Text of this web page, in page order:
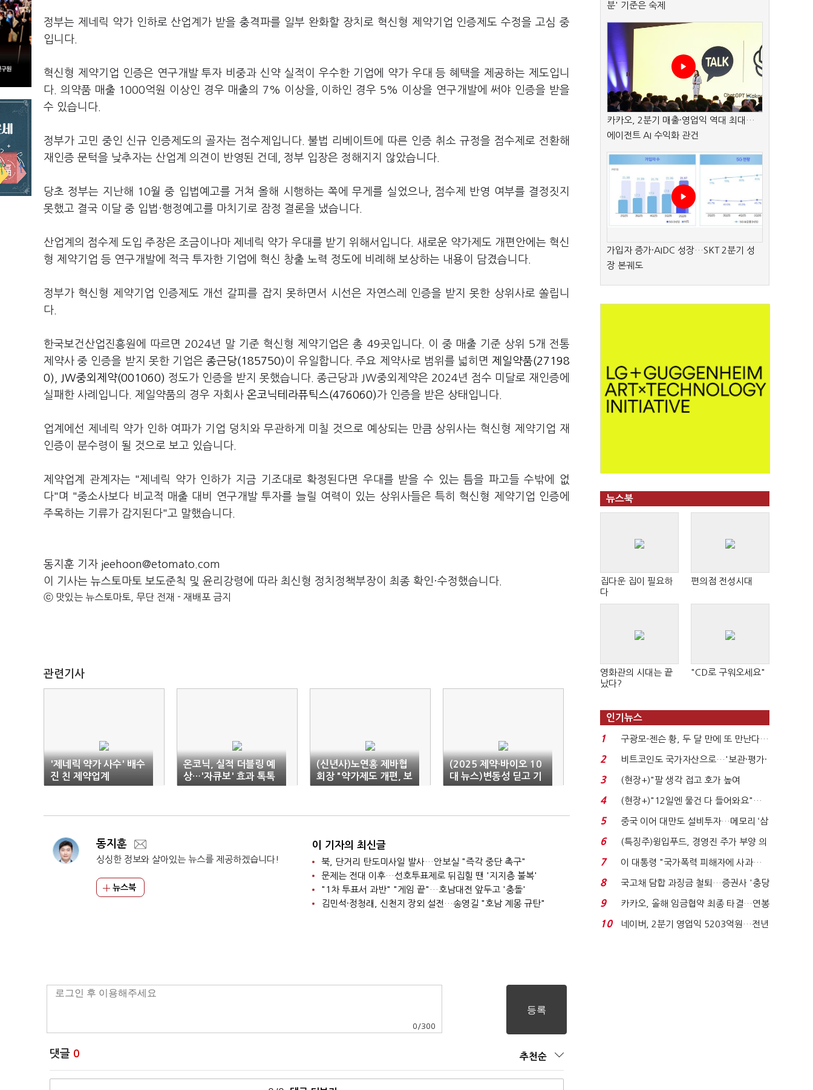
정부는 제네릭 약가 인하로 산업계가 받을 충격파를 일부 완화할 장치로 혁신형 제약기업 인증제도 수정을 고심 중
입니다.
혁신형 제약기업 인증은 연구개발 투자 비중과 신약 실적이 우수한 기업에 약가 우대 등 혜택을 제공하는 제도입니
다. 의약품 매출 1000억원 이상인 경우 매출의 7% 이상을, 이하인 경우 5% 이상을 연구개발에 써야 인증을 받을
수 있습니다.
정부가 고민 중인 신규 인증제도의 골자는 점수제입니다. 불법 리베이트에 따른 인증 취소 규정을 점수제로 전환해
재인증 문턱을 낮추자는 산업계 의견이 반영된 건데, 정부 입장은 정해지지 않았습니다.
당초 정부는 지난해 10월 중 입법예고를 거쳐 올해 시행하는 쪽에 무게를 실었으나, 점수제 반영 여부를 결정짓지
못했고 결국 이달 중 입법·행정예고를 마치기로 잠정 결론을 냈습니다.
산업계의 점수제 도입 주장은 조금이나마 제네릭 약가 우대를 받기 위해서입니다. 새로운 약가제도 개편안에는 혁신
형 제약기업 등 연구개발에 적극 투자한 기업에 혁신 창출 노력 정도에 비례해 보상하는 내용이 담겼습니다.
정부가 혁신형 제약기업 인증제도 개선 갈피를 잡지 못하면서 시선은 자연스레 인증을 받지 못한 상위사로 쏠립니
다.
한국보건산업진흥원에 따르면 2024년 말 기준 혁신형 제약기업은 총 49곳입니다. 이 중 매출 기준 상위 5개 전통
제약사 중 인증을 받지 못한 기업은 종근당(185750)이 유일합니다. 주요 제약사로 범위를 넓히면 제일약품(27198
0)
JW중외제약(001060) 정도가 인증을 받지 못했습니다. 종근당과 JW중외제약은 2024년 점수 미달로 재인증에
실패한 사례입니다. 제일약품의 경우 자회사 온코닉테라퓨틱스(476060)가 인증을 받은 상태입니다.
업계에선 제네릭 약가 인하 여파가 기업 덩치와 무관하게 미칠 것으로 예상되는 만큼 상위사는 혁신형 제약기업 재
인증이 분수령이 될 것으로 보고 있습니다.
제약업계 관계자는 "제네릭 약가 인하가 지금 기조대로 확정된다면 우대를 받을 수 있는 틈을 파고들 수밖에 없
다"며 "중소사보다 비교적 매출 대비 연구개발 투자를 늘릴 여력이 있는 상위사들은 특히 혁신형 제약기업 인증에
주목하는 기류가 감지된다"고 말했습니다.
동지훈 기자 jeehoon@etomato.com
이 기사는 뉴스토마토 보도준칙 및 윤리강령에 따라 최신형 정치정책부장이 최종 확인·수정했습니다.
ⓒ 맛있는 뉴스토마토, 무단 전재 - 재배포 금지
관련기사
'제네릭 약가 사수' 배수
진 친 제약업계
온코닉, 실적 더블링 예
상…'자큐보' 효과 톡톡
(신년사)노연홍 제바협
회장 "약가제도 개편, 보
건안보 흔들 것"
(2025 제약·바이오 10
대 뉴스)변동성 딛고 기
술수출 역대 최대
동지훈
싱싱한 정보와 살아있는 뉴스를 제공하겠습니다!
뉴스북
이 기자의 최신글
북, 단거리 탄도미사일 발사…안보실 "즉각 중단 촉구"
문제는 전대 이후…선호투표제로 뒤집힐 땐 '지지층 불복'
"1차 투표서 과반" "게임 끝"…호남대전 앞두고 '충돌'
김민석·정청래, 신천지 장외 설전…송영길 "호남 계몽 규탄"
0 /300
댓글 0 추천순
분' 기준은 숙제
카카오, 2분기 매출·영업익 역대 최대…
에이전트 AI 수익화 관건
가입자 증가·AIDC 성장…SKT 2분기 성
장 본궤도
뉴스북
집다운 집이 필요하
다
편의점 전성시대
영화관의 시대는 끝
났다?
"CD로 구워오세요"
인기뉴스
1
구광모-젠슨 황, 두 달 만에 또 만난다…
로봇·AI 등 논...
2
비트코인도 국가자산으로…'보관·평가·
처분' 기준은 ...
3
(현장+)"팔 생각 접고 호가 높여
요"…'덜 똘똘한 한 채' 20...
4
(현장+)"12일엔 물건 다 들어와요"…
빈 매대 채우며 문 연 ...
5
중국 이어 대만도 설비투자…메모리 ‘삼
국전쟁’
6
(특징주)윙입푸드, 경영진 주가 부양 의
지에 상한가...
7
이 대통령 "국가폭력 피해자에 사과…
적극적 조사로 진...
8
국고채 담합 과징금 철퇴…증권사 '충당
금 폭탄' 우려...
9
카카오, 올해 임금협약 최종 타결…연봉
6.3% 인상·격려...
10
네이버, 2분기 영업익 5203억원…전년